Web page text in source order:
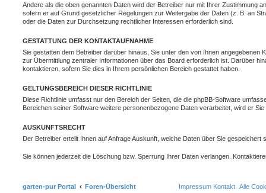
Andere als die oben genannten Daten wird der Betreiber nur mit Ihrer Zustimmung
sofern er auf Grund gesetzlicher Regelungen zur Weitergabe der Daten (z. B. an
oder die Daten zur Durchsetzung rechtlicher Interessen erforderlich sind.
GESTATTUNG DER KONTAKTAUFNAHME
Sie gestatten dem Betreiber darüber hinaus, Sie unter den von Ihnen angegebenen
zur Übermittlung zentraler Informationen über das Board erforderlich ist. Darüber
kontaktieren, sofern Sie dies in Ihrem persönlichen Bereich gestattet haben.
GELTUNGSBEREICH DIESER RICHTLINIE
Diese Richtlinie umfasst nur den Bereich der Seiten, die die phpBB-Software
Bereichen seiner Software weitere personenbezogene Daten verarbeitet, wird er
AUSKUNFTSRECHT
Der Betreiber erteilt Ihnen auf Anfrage Auskunft, welche Daten über Sie gespeichert
Sie können jederzeit die Löschung bzw. Sperrung Ihrer Daten verlangen.
garten-pur Portal Foren-Übersicht Alle
Impressum Kontakt